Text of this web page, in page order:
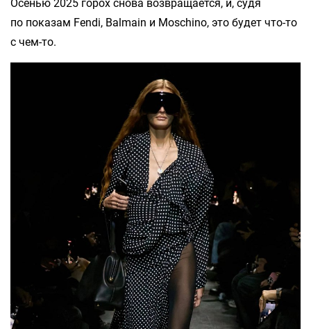
Осенью 2025 горох снова возвращается, и, судя
по показам Fendi, Balmain и Moschino, это будет что-то
с чем-то.